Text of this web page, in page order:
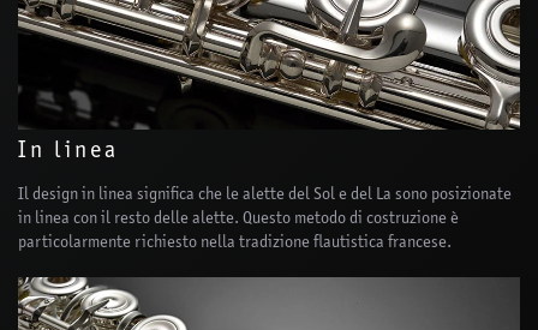
In linea
Il design in linea significa che le alette del Sol e del La sono posizionate
in linea con il resto delle alette. Questo metodo di costruzione è
particolarmente richiesto nella tradizione flautistica francese.